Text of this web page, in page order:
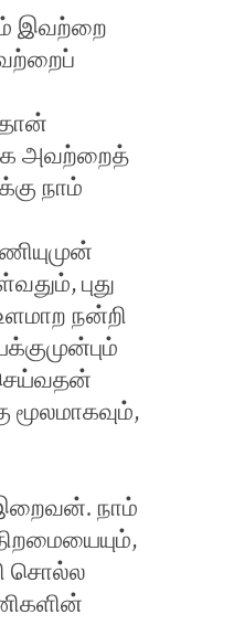
இவற்றை
அவற்றைத்
நாம்
புது
நன்றி
செய்வதன்
நாம்
சொல்ல